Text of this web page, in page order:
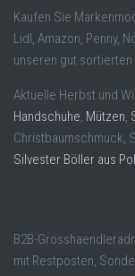
Kaufen Sie
Lidl, Amazon, Penny,
unseren gut sortierten
Aktuelle Herbst und
Handschuhe Mützen
Christbaumschmuck,
Silvester Böller aus
B2B-
mit Restposten,